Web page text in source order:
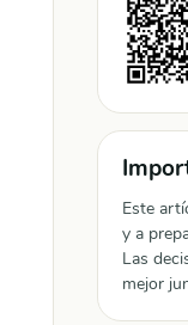
Este
y a
Las
mejor